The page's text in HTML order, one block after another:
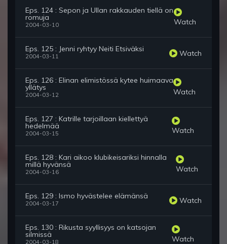
Eps. 124 : Sepon ja Ullan rakkauden tiellä on
romuja
2004-03-10 Watch
Eps. 125 : Jenni ryhtyy Neiti Etsiväksi
2004-03-11 Watch
Eps. 126 : Elinan elimistössä kytee huimaava
yllätys
2004-03-12 Watch
Eps. 127 : Katrille tarjoillaan kiellettyä
hedelmää
2004-03-15 Watch
Eps. 128 : Kari aikoo klubikeisariksi hinnalla
millä hyvänsä
2004-03-16 Watch
Eps. 129 : Ismo hyvästelee elämänsä
2004-03-17 Watch
Eps. 130 : Rikusta syyllisyys on katsojan
silmissä
2004-03-18 Watch